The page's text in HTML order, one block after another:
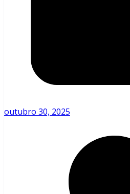
outubro 30, 2025